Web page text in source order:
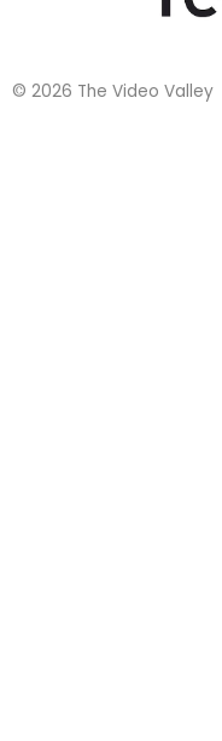
© 2026 The Video Valley